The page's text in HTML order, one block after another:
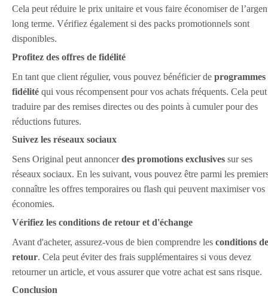
Cela peut réduire le prix unitaire et vous faire économiser de
long terme. Vérifiez également si des packs promotionnels sont
disponibles.
Profitez des offres de fidélité
En tant que client régulier, vous pouvez bénéficier de programmes
fidélité qui vous récompensent pour vos achats fréquents. Cela peut
traduire par des remises directes ou des points à cumuler pour des
réductions futures.
Suivez les réseaux sociaux
Sens Original peut annoncerdes promotions exclusives sur ses
réseaux sociaux. En les suivant, vous pouvez être parmi les
connaître les offres temporaires ou flash qui peuvent maximiser vos
économies.
Vérifiez les conditions de retour et d'échange
Avant d'acheter, assurez-vous de bien comprendre les conditions de
retour. Cela peut éviter des frais supplémentaires si vous devez
retourner un article, et vous assurer que votre achat est sans risque.
Conclusion